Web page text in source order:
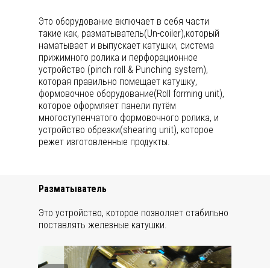
Это оборудование включает в себя части
такие как, разматыватель(Un-coiler),который
наматывает и выпускает катушки, система
прижимного ролика и перфорационное
устройство (pinch roll & Punching system),
которая правильно помещает катушку,
формовочное оборудование(Roll forming unit),
которое оформляет панели путём
многоступенчатого формовочного ролика, и
устройство обрезки(shearing unit), которое
режет изготовленные продукты.
Разматыватель
Это устройство, которое позволяет стабильно
поставлять железные катушки.